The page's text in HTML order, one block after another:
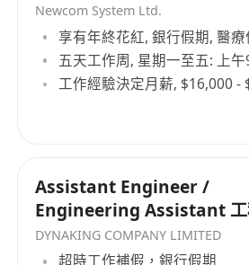
Newcom System Ltd.
享有年終花紅, 銀行假期, 醫療
五天工作周, 星期一至五: 上
工作經驗決定月薪, $16,000 -
Assistant Engineer /
Engineering Assistant 工
（毫氣/電機）
DYNAKING COMPANY LIMITED
超時工作補假，銀行假期